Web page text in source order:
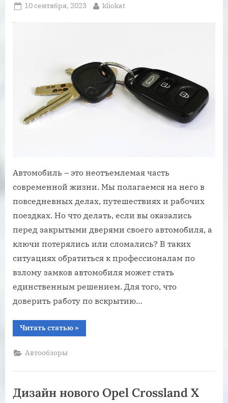
Posted
10 сентября, 2023 By
kliokat
Автомобиль – это неотъемлемая часть
современной жизни. Мы полагаемся на него в
повседневных делах, путешествиях и рабочих
поездках. Но что делать, если вы оказались
перед закрытыми дверями своего автомобиля, а
ключи потерялись или сломались? В таких
ситуациях обратиться к профессионалам по
взлому замков автомобиля может стать
единственным решением. Для того, что
доверить работу по вскрытию…
Читать статью“Помощь
профессионалов
Надежное
потерянных
ключей”
»
Автообзоры
Дизайн нового Opel Crossland X